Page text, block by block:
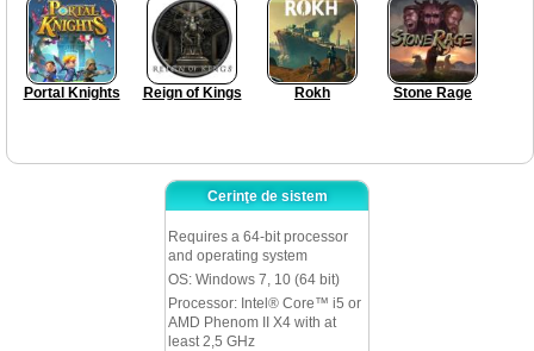
Portal Knights Reign of Kings Rokh Stone Rage
Cerinţe de sistem
Requires a 64-bit processor
and operating system
OS: Windows 7, 10 (64 bit)
Processor: Intel® Core™ i5 or
AMD Phenom II X4 with at
least 2,5 GHz